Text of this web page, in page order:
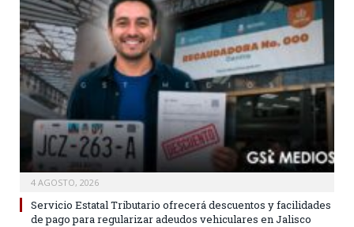
4 AGOSTO, 2026
Servicio Estatal Tributario ofrecerá descuentos y facilidades
de pago para regularizar adeudos vehiculares en Jalisco